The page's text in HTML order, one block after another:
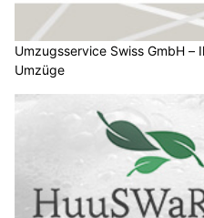
Umzugsservice Swiss GmbH –
Umzüge